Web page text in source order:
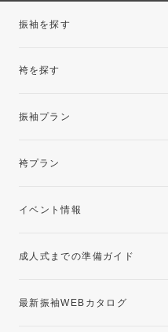
振袖を探す
袴を探す
振袖プラン
レンタルプラン
袴プラン
卒業袴レンタルプラン
イベント情報
成人式までの準備ガイド
最新振袖WEBカタログ